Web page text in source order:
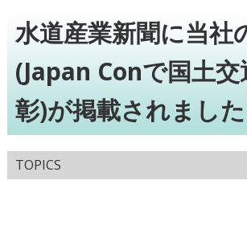
水道産業新聞に当社
(Japan Conで国土
彰)が掲載されました
TOPICS